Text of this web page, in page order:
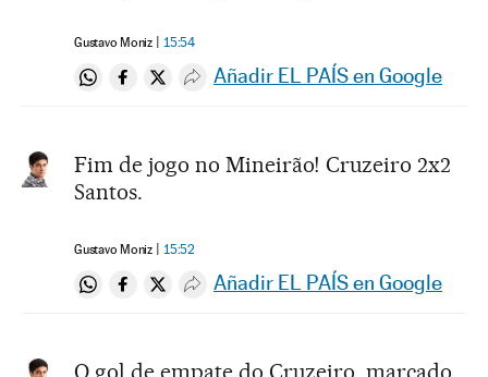
Gustavo Moniz 15:54
Compartir en Whatsapp
Compartir en Facebook
Compartir en Twitter
Desplegar Redes Sociales
Añadir EL PAÍS en Google
Fim de jogo no Mineirão! Cruzeiro 2x2
Santos.
Gustavo Moniz 15:52
Compartir en Whatsapp
Compartir en Facebook
Compartir en Twitter
Desplegar Redes Sociales
Añadir EL PAÍS en Google